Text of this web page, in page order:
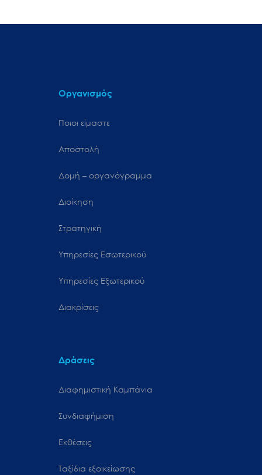
Οργανισμός
Ποιοι είμαστε
Αποστολή
Δομή – οργανόγραμμα
Διοίκηση
Στρατηγική
Υπηρεσίες Εσωτερικού
Υπηρεσίες Εξωτερικού
Διακρίσεις
Δράσεις
Διαφημιστική Καμπάνια
Συνδιαφήμιση
Εκθέσεις
Ταξίδια εξοικείωσης